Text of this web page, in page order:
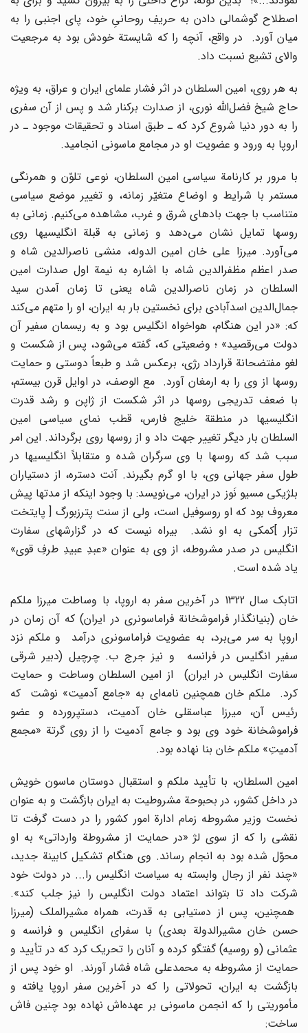
اصطلاح گوشمالى دادن به حریفِ روحانىِ خود، پاى اجنبى را به
میان آورد. در واقع، آنچه را که شایستة خودش بود به مرجعیت
والاى تشیع نسبت داد.
به هر روى، امین السلطان در اثر فشار علماى ایران و عراق، به ویژه
حاج شیخ فضل‌اللّه‌ نورى، از صدارت برکنار شد و پس از آن سفرى
را به دور دنیا شروع کرد که ـ طبق اسناد و تحقیقات موجود ـ در
اروپا به ورود و عضویت او در مجامع ماسونى انجامید.
با مرور بر کارنامة سیاسى امین السلطان، نوعى تلوّن و همرنگى
مستمر با شرایط و اوضاع متغیّر زمانه، و تغییر موضع سیاسى
متناسب با جهت بادهاى شرق و غرب، مشاهده مى‌کنیم. زمانى به
روسها تمایل نشان مى‌دهد و زمانى به قبلة انگلیسیها روى
مى‌آورد. میرزا على خان امین الدوله، منشى ناصرالدین شاه و
صدر اعظم مظفرالدین شاه، با اشاره به نیمة اول صدارت امین
السلطان در زمان ناصرالدین شاه یعنى تا زمان آمدن سید
جمال‌الدین اسدآبادى براى نخستین بار به ایران، او را متهم مى‌کند
که: «در این هنگام، هواخواه انگلیس بود و به ریسمان سفیر آن
دولت مى‌رقصید» ؛ وضعیتى که، گفته مى‌شود، پس از شکست و
لغو مفتضحانة قرارداد رژى، برعکس شد و طبعاً دوستى و حمایت
روسها از وى را به ارمغان آورد. مع الوصف، در اوایل قرن بیستم،
با ضعف تدریجى روسها در اثر شکست از ژاپن و رشد قدرت
انگلیسیها در منطقة خلیج فارس، قطب نماى سیاسى امین
السلطان بار دیگر تغییر جهت داد و از روسها روى برگرداند. این امر
سبب شد که روسها با وى سرگران شده و متقابلاً انگلیسیها در
طول سفر جهانى وى، با او گرم بگیرند. آنت دستره، از دستیاران
بلژیکى مسیو نَوز در ایران، مى‌نویسد: با وجود اینکه از مدتها پیش
معروف بود که او روسوفیل است، ولى از سنت پترزبورگ [ پایتخت
تزار ]کمکى به او نشد. بیراه نیست که در گزارشهاى سفارت
انگلیس در صدر مشروطه، از وى به عنوان «عبدِ عبیدِ طرفِ قوى»
یاد شده است.
اتابک سال 1322 در آخرین سفر به اروپا، با وساطت میرزا ملکم
خان (بنیانگذار فراموشخانة فراماسونرى در ایران) که آن زمان در
اروپا به سر مى‌برد، به عضویت فراماسونرى درآمد و ملکم نزد
سفیر انگلیس در فرانسه و نیز جرج ب. چرچیل (دبیر شرقى
سفارت انگلیس در ایران) از امین السلطان وساطت و حمایت
کرد. ملکم خان همچنین نامه‌اى به «جامع آدمیت» نوشت که
رئیس آن، میرزا عباسقلى خان آدمیت، دستپرورده و عضو
فراموشخانة خود وى بود و جامع آدمیت را از روى گرتة «مجمع
آدمیتِ» ملکم خان بنا نهاده بود.
امین السلطان، با تأیید ملکم و استقبال دوستان ماسون خویش
در داخل کشور، در بحبوحة مشروطیت به ایران بازگشت و به عنوان
نخست وزیر مشروطه زمام ادارة امور کشور را در دست گرفت تا
نقشى را که از سوى لژ «در حمایت از مشروطة وارداتى» به او
محوّل شده بود به انجام رساند. وى هنگام تشکیل کابینة جدید،
«چند نفر از رجال وابسته به سیاست انگلیس را... در دولت خود
شرکت داد تا بتواند اعتماد دولت انگلیس را نیز جلب کند».
همچنین، پس از دستیابى به قدرت، همراه مشیرالملک (میرزا
حسن خان مشیرالدولة بعدى) با سفراى انگلیس و فرانسه و
عثمانى (و روسیه) گفتگو کرده و آنان را تحریک کرد که در تأیید و
حمایت از مشروطه به محمدعلى شاه فشار آورند. او خود پس از
بازگشت به ایران، تحولاتى را که در آخرین سفر اروپا یافته و
مأموریتى را که انجمن ماسونى بر عهده‌اش نهاده بود چنین فاش
ساخت: